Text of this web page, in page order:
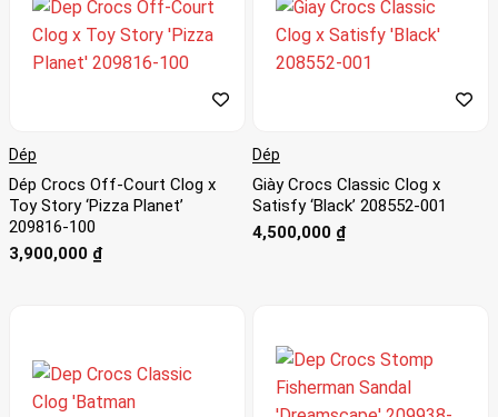
Dép
Dép Crocs Off-Court Clog x
Toy Story ‘Pizza Planet’
209816-100
3,900,000 ₫
Dép
Giày Crocs Classic Clog x
Satisfy ‘Black’ 208552-001
4,500,000 ₫